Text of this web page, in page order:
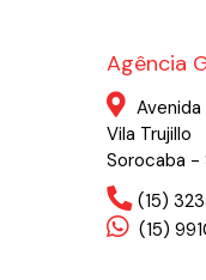
Agência
Vila Trujillo
Sorocaba -
(15)
(15)